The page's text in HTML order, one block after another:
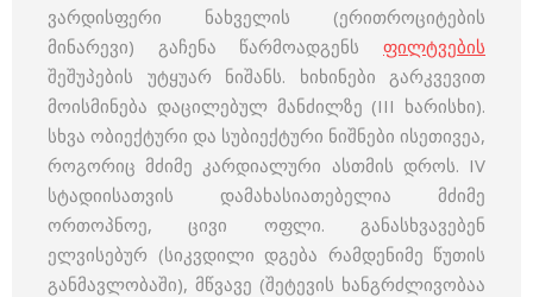
ვარდისფერი ნახველის (ერითროციტების
მინარევი) გაჩენა წარმოადგენს ფილტვების
შეშუპების უტყუარ ნიშანს. ხიხინები გარკვევით
მოისმინება დაცილებულ მანძილზე (III ხარისხი).
სხვა ობიექტური და სუბიექტური ნიშნები ისეთივეა,
როგორიც მძიმე კარდიალური ასთმის დროს. IV
სტადიისათვის დამახასიათებელია მძიმე
ორთოპნოე, ცივი ოფლი. განასხვავებენ
ელვისებურ (სიკვდილი დგება რამდენიმე წუთის
განმავლობაში), მწვავე (შეტევის ხანგრძლივობაა